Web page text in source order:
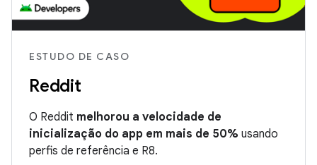
ESTUDO DE CASO
Reddit
O Reddit melhorou a velocidade de
inicialização do app em mais de 50% usando
perfis de referência e R8.